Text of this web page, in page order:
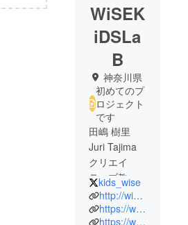
WiSEK
iDSLa
B
神奈川県
初めてのプ
ロジェクト
です
田嶋 樹里
Juri Tajima
クリエイ
ティブ教育
WiSE KiDS
LaB主宰
kids_wise
http://wisekids.tokyo
https://www.facebook.com/wkl.tokyo
https://www.instagram.com/wisekidslab